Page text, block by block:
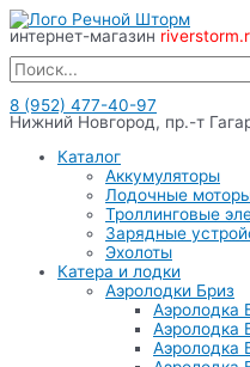
Перейти
к
содержимому
интернет-магазин
8 (952) 477-40-97
Нижний Новгород, пр.-т
Каталог
Аккумуляторы
Лодочные
Троллинговые
Зарядные
Эхолоты
Катера и лодки
Аэролодки Бриз
Аэролодка
Аэролодка
Аэролодка